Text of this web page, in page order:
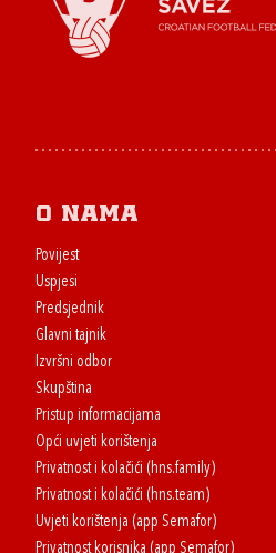
O nama
Povijest
Uspjesi
Predsjednik
Glavni tajnik
Izvršni odbor
Skupština
Pristup informacijama
Opći uvjeti korištenja
Privatnost i kolačići (hns.family)
Privatnost i kolačići (hns.team)
Uvjeti korištenja (app Semafor)
Privatnost korisnika (app Semafor)